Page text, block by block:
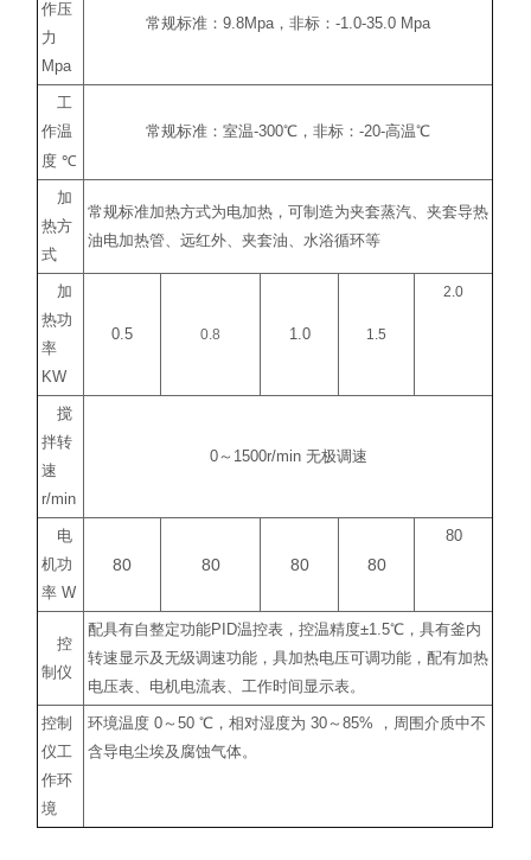
作压
力
Mpa
常规标准：9.8Mpa，非标：-1.0-35.0 Mpa
工
作温
度 ℃
常规标准：室温-300℃ ，非标：-20-高温℃
加
热方
式
常规标准加热方式为电加热，可制造为夹套蒸汽、夹套导热
油电加热管、远红外、夹套油、水浴循环等
加
热功
率
KW
0.5 0.8 1.0 1.5
2.0
搅
拌转
速
r/min
0～ 1500r/min 无极调速
电
机功
率 W
80 80 80 80
80
控
制仪
配具有自整定功能PID温控表，控温精度±1.5℃ ，具有釜内
转速显示及无级调速功能，具加热电压可调功能，配有加热
电压表、电机电流表、工作时间显示表。
控制
仪工
作环
境
环境温度 0～50℃ ，相对湿度为 30～85%
，周围介质中不
含导电尘埃及腐蚀气体。